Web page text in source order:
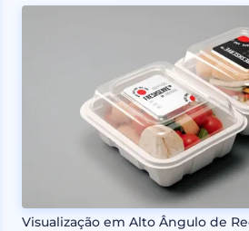
Visualização em Alto Ângulo de